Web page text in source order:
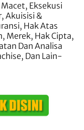
Eksekusi
Akuisisi &
Hak Atas
Merek, Hak Cipta,
Dan Analisa
Dan Lain-